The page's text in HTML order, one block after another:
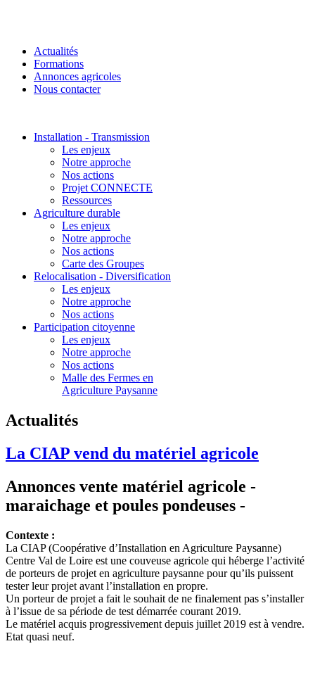
Actualités
Formations
Annonces agricoles
Nous contacter
Installation - Transmission
Les enjeux
Notre approche
Nos actions
Projet CONNECTE
Ressources
Agriculture durable
Les enjeux
Notre approche
Nos actions
Carte des Groupes
Relocalisation - Diversification
Les enjeux
Notre approche
Nos actions
Participation citoyenne
Les enjeux
Notre approche
Nos actions
Malle des Fermes en
Agriculture Paysanne
Actualités
La CIAP vend du matériel agricole
Annonces vente matériel agricole -
maraichage et poules pondeuses -
Contexte :
La CIAP (Coopérative d’Installation en Agriculture Paysanne)
Centre Val de Loire est une couveuse agricole qui héberge l’activité
de porteurs de projet en agriculture paysanne pour qu’ils puissent
tester leur projet avant l’installation en propre.
Un porteur de projet a fait le souhait de ne finalement pas s’installer
à l’issue de sa période de test démarrée courant 2019.
Le matériel acquis progressivement depuis juillet 2019 est à vendre.
Etat quasi neuf.